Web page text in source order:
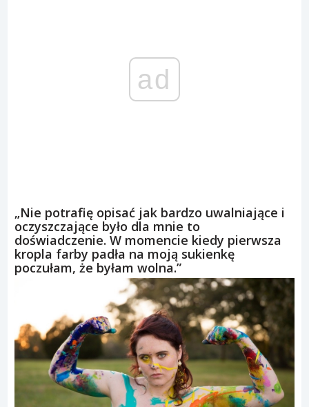
ad
„Nie potrafię opisać jak bardzo uwalniające i
oczyszczające było dla mnie to
doświadczenie. W momencie kiedy pierwsza
kropla farby padła na moją sukienkę
poczułam, że byłam wolna.”